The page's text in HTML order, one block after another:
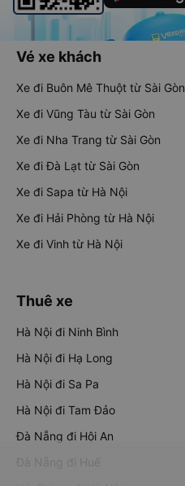
Vé xe khách
Xe đi Buôn Mê Thuột từ Sài Gòn
Xe đi Vũng Tàu từ Sài Gòn
Xe đi Nha Trang từ Sài Gòn
Xe đi Đà Lạt từ Sài Gòn
Xe đi Sapa từ Hà Nội
Xe đi Hải Phòng từ Hà Nội
Xe đi Vinh từ Hà Nội
Thuê xe
Hà Nội đi Ninh Bình
Hà Nội đi Hạ Long
Hà Nội đi Sa Pa
Hà Nội đi Tam Đảo
Đà Nẵng đi Hội An
Đà Nẵng đi Huế